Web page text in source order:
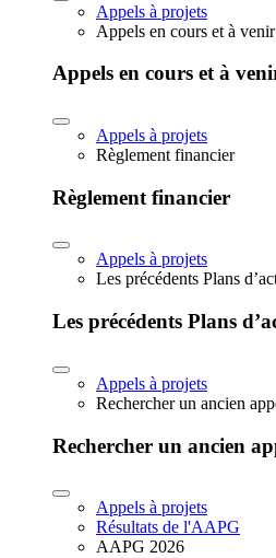
Appels à projets
Appels en cours et à venir
Appels en cours et à
Appels à projets
Règlement financier
Règlement financier
Appels à projets
Les précédents Plans
Les précédents Plans
Appels à projets
Rechercher un ancien
Rechercher un ancien
Appels à projets
Résultats de l'AAPG
AAPG 2026